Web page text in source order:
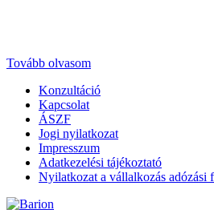
Tovább olvasom
Konzultáció
Kapcsolat
ÁSZF
Jogi nyilatkozat
Impresszum
Adatkezelési tájékoztató
Nyilatkozat a vállalkozás adózási